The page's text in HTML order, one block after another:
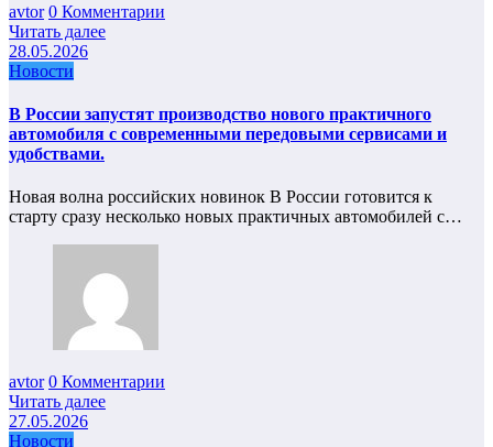
avtor 0 Комментарии
Читать далее
28.05.2026
Новости
В России запустят производство нового практичного
автомобиля с современными передовыми сервисами и
удобствами.
Новая волна российских новинок В России готовится к
старту сразу несколько новых практичных автомобилей с…
avtor 0 Комментарии
Читать далее
27.05.2026
Новости